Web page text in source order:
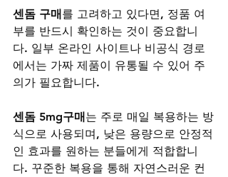
센돔 구매를 고려하고 있다면, 정품 여
부를 반드시 확인하는 것이 중요합니
다. 일부 온라인 사이트나 비공식 경로
에서는 가짜 제품이 유통될 수 있어 주
의가 필요합니다.
센돔 5mg구매는 주로 매일 복용하는 방
식으로 사용되며, 낮은 용량으로 안정적
인 효과를 원하는 분들에게 적합합니
다. 꾸준한 복용을 통해 자연스러운 컨